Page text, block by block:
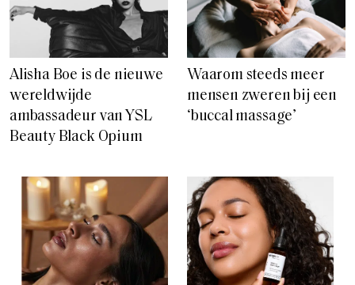
Alisha Boe is de nieuwe
wereldwijde
ambassadeur van YSL
Beauty Black Opium
Waarom steeds meer
mensen zweren bij een
‘buccal massage’